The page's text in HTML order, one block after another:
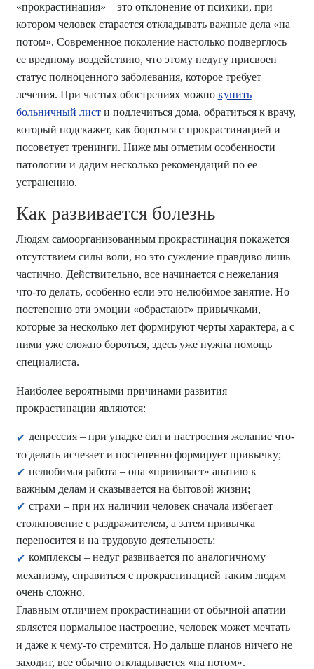
«прокрастинация» – это отклонение от психики, при
котором человек старается откладывать важные дела «на
потом». Современное поколение настолько подверглось
ее вредному воздействию, что этому недугу присвоен
статус полноценного заболевания, которое требует
лечения. При частых обострениях можно купить
больничный листи подлечиться дома, обратиться к врачу,
который подскажет, как бороться с прокрастинацией и
посоветует тренинги. Ниже мы отметим особенности
патологии и дадим несколько рекомендаций по ее
устранению.
Как развивается болезнь
Людям самоорганизованным прокрастинация покажется
отсутствием силы воли, но это суждение правдиво лишь
частично. Действительно, все начинается с нежелания
что-то делать, особенно если это нелюбимое занятие. Но
постепенно эти эмоции «обрастают» привычками,
которые за несколько лет формируют черты характера, а с
ними уже сложно бороться, здесь уже нужна помощь
специалиста.
Наиболее вероятными причинами развития
прокрастинации являются:
депрессия – при упадке сил и настроения желание что-
то делать исчезает и постепенно формирует привычку;
нелюбимая работа – она «прививает» апатию к
важным делам и сказывается на бытовой жизни;
страхи – при их наличии человек сначала избегает
столкновение с раздражителем, а затем привычка
переносится и на трудовую деятельность;
комплексы – недуг развивается по аналогичному
механизму, справиться с прокрастинацией таким людям
очень сложно.
Главным отличием прокрастинации от обычной апатии
является нормальное настроение, человек может мечтать
и даже к чему-то стремится. Но дальше планов ничего не
заходит, все обычно откладывается «на потом».